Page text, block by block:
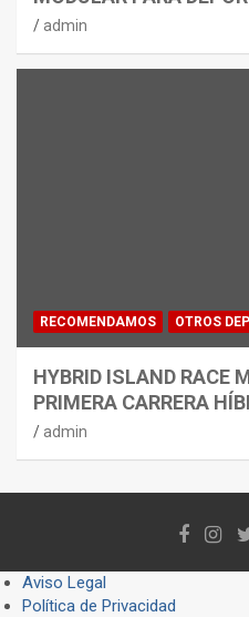
admin
RECOMENDAMOS OTROS
HYBRID ISLAND RACE
PRIMERA CARRERA
admin
Aviso Legal
Política de Privacidad